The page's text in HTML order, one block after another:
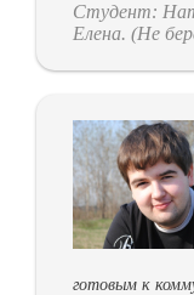
Студент:
Елена. (Не
готовым к